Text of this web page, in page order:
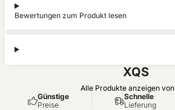
Bewertungen zum Produkt lesen
XQS
Alle Produkte anzeigen von
Günstige
Preise
Schnelle
Lieferung